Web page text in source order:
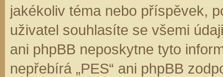
jakékoliv téma nebo příspěvek,
uživatel souhlasíte se všemi
ani phpBB neposkytne tyto
nepřebírá „PES“ ani phpBB